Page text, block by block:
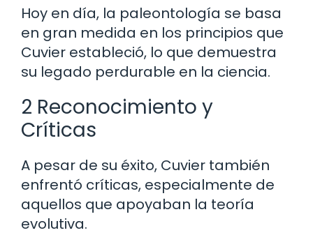
Hoy en día, la paleontología se basa
en gran medida en los principios que
Cuvier estableció, lo que demuestra
su legado perdurable en la ciencia.
2 Reconocimiento y
Críticas
A pesar de su éxito, Cuvier también
enfrentó críticas, especialmente de
aquellos que apoyaban la teoría
evolutiva.